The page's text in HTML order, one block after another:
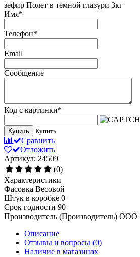
зефир Полет в темной глазури 3кг
Имя*
Телефон*
Email
Сообщение
Код с картинки*
Купить Купить
Сравнить
Отложить
Артикул: 24509
(0)
Характеристики
Фасовка Весовой
Штук в коробке 0
Срок годности 90
Производитель (Производитель) ООО
Описание
Отзывы и вопросы (0)
Наличие в магазинах